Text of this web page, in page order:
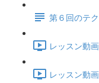
第６回のテ
レッスン動
レッスン動